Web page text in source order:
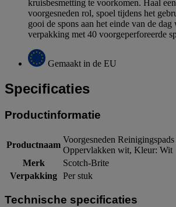
kruisbesmetting te voorkomen. Haal
voorgesneden rol, spoel tijdens het
gooi de spons aan het einde van de
verpakking met 40 voorgeperforeerde
Gemaakt in de EU
Specificaties
Productinformatie
Productnaam
Voorgesneden
Oppervlakken wit, Kleur: Wit
Merk
Scotch-Brite
Verpakking Per stuk
Technische specificaties